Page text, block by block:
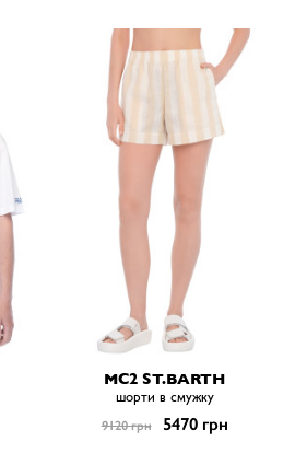
MC2 ST.BARTH
шорти в смужку
9120 грн 5470 грн